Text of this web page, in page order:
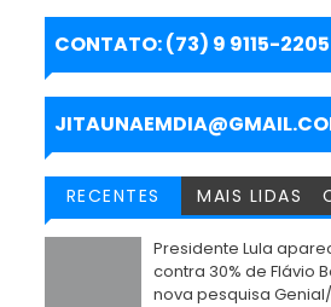
r
e
e
b
o
k
t
t
e
r
t
s
p
p
e
g
a
m
s
e
g
e
r
CONTATO: (73) 9 9115-2205
RECENTES MAIS LIDAS
Presidente Lula
contra 30% de Flávio
nova pesquisa